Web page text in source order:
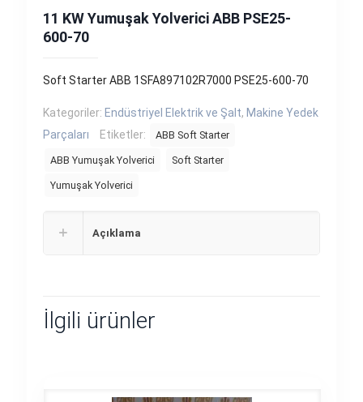
11 KW Yumuşak Yolverici ABB PSE25-
600-70
Soft Starter ABB 1SFA897102R7000 PSE25-600-70
Kategoriler: Endüstriyel Elektrik ve Şalt, Makine Yedek
Parçaları
Etiketler: ABB Soft Starter
ABB Yumuşak Yolverici Soft Starter
Yumuşak Yolverici
Açıklama
İlgili ürünler